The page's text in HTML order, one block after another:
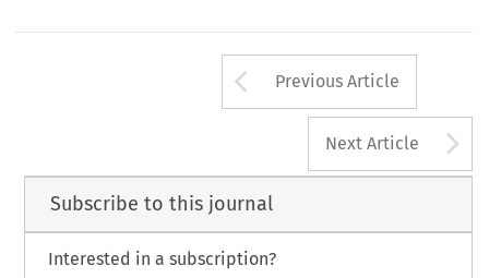
Arrow button
Previous Article
Next Article
Subscribe to this journal
Interested in a subscription?